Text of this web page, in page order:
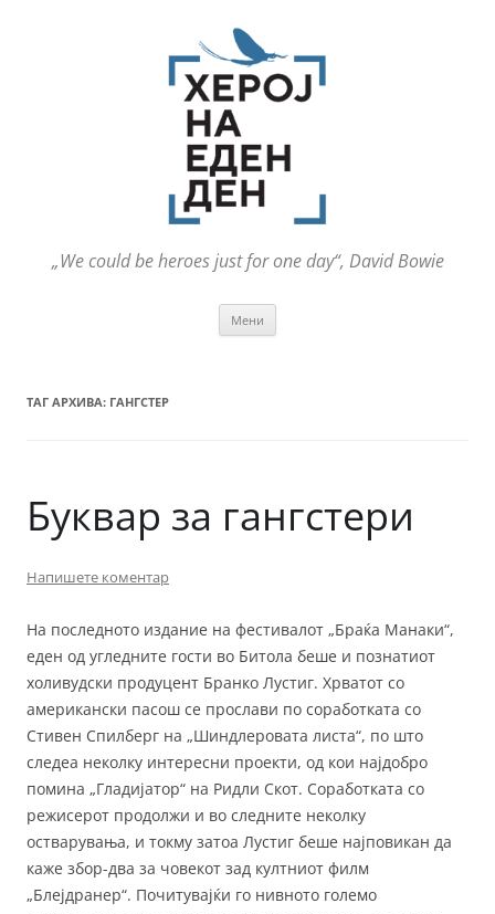
„We could be heroes just for one day“, David Bowie
Мени
ТАГ АРХИВА: ГАНГСТЕР
Буквар за гангстери
Напишете коментар
На последното издание на фестивалот „Браќа Манаки“,
еден од угледните гости во Битола беше и познатиот
холивудски продуцент Бранко Лустиг. Хрватот со
американски пасош се прослави по соработката со
Стивен Спилберг на „Шиндлеровата листа“, по што
следеа неколку интересни проекти, од кои најдобро
помина „Гладијатор“ на Ридли Скот. Соработката со
режисерот продолжи и во следните неколку
остварувања, и токму затоа Лустиг беше најповикан да
каже збор-два за човекот зад култниот филм
„Блејдранер“. Почитувајќи го нивното големо